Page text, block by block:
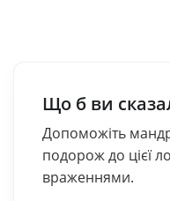
Що б ви
Допоможіть
подорож до цієї
враженнями.